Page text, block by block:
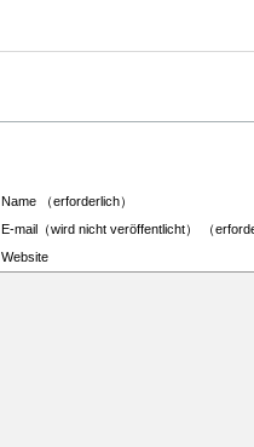
Name （erforderlich）
E-mail（wird nicht veröffentlicht） （
Website